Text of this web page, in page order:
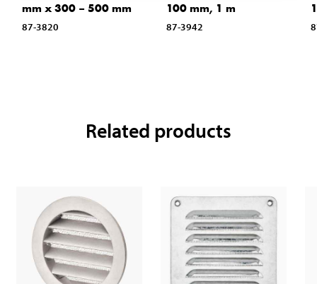
mm x 300 – 500 mm
87-3820
100 mm, 1 m
87-3942
Related products